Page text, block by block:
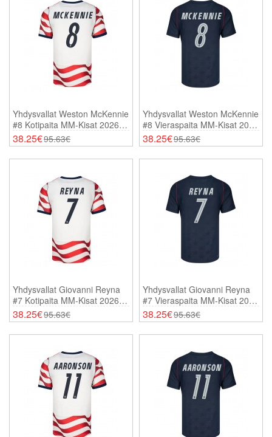
Yhdysvallat Weston McKennie
#8 Kotipaita MM-Kisat 2026
Lyhythihainen
38.25€95.63€
Yhdysvallat Weston McKennie
#8 Vieraspaita MM-Kisat 2026
Lyhythihainen
38.25€95.63€
Yhdysvallat Giovanni Reyna
#7 Kotipaita MM-Kisat 2026
Lyhythihainen
38.25€95.63€
Yhdysvallat Giovanni Reyna
#7 Vieraspaita MM-Kisat 2026
Lyhythihainen
38.25€95.63€